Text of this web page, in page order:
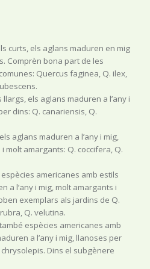
curts, els aglans maduren en mig
Comprèn bona part de les
Quercus faginea, Q. ilex,
els aglans maduren a l’any i
dins: Q. canariensis, Q.
aglans maduren a l’any i mig,
molt amargants: Q. coccifera, Q.
americanes amb estils
a l’any i mig, molt amargants i
exemplars als jardins de Q.
Q. velutina.
espècies americanes amb
a l’any i mig, llanoses per
Dins el subgènere